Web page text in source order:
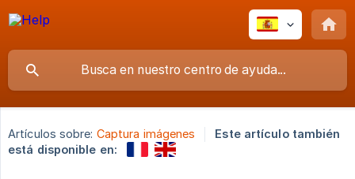
Artículos sobre: Captura imágenes
Este artículo también
está disponible en: